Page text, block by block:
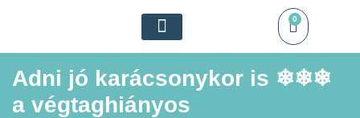
0
Adni jó karácsonykor is ❄❄❄
a végtaghiányos